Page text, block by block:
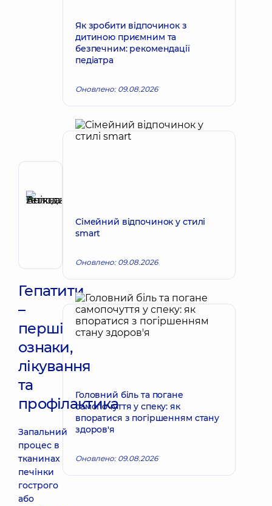
Володимирівна
Терапевт;
Ревматолог
Гепатити
–
перші
ознаки,
лікування
та
профілактика
Запальний
процес в
тканинах
печінки
гострого
або
Як зробити відпочинок з
дитиною приємним та
безпечним: рекомендації
педіатра
Оновлено: 09.08.2026
Сімейний відпочинок у стилі
smart
Оновлено: 09.08.2026
Головний біль та погане
самопочуття у спеку: як
впоратися з погіршенням стану
здоров'я
Оновлено: 09.08.2026